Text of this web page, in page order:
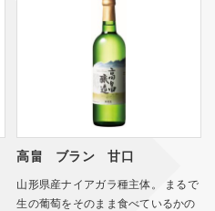
高畠 ブラン 甘口
山形県産ナイアガラ種主体。 まるで
生の葡萄をそのまま食べているかの